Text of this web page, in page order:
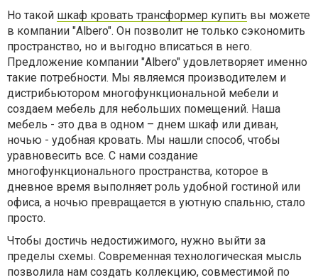
Но такой шкаф кровать трансформер купить вы можете
в компании "Albero". Он позволит не только сэкономить
пространство, но и выгодно вписаться в него.
Предложение компании "Albero" удовлетворяет именно
такие потребности. Мы являемся производителем и
дистрибьютором многофункциональной мебели и
создаем мебель для небольших помещений. Наша
мебель - это два в одном – днем шкаф или диван,
ночью - удобная кровать. Мы нашли способ, чтобы
уравновесить все. С нами создание
многофункционального пространства, которое в
дневное время выполняет роль удобной гостиной или
офиса, а ночью превращается в уютную спальню, стало
просто.
Чтобы достичь недостижимого, нужно выйти за
пределы схемы. Современная технологическая мысль
позволила нам создать коллекцию, совместимой по